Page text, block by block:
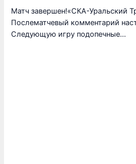
Матч завершен!«СКА-Уральский
Послематчевый комментарий
Следующую игру подопечные…